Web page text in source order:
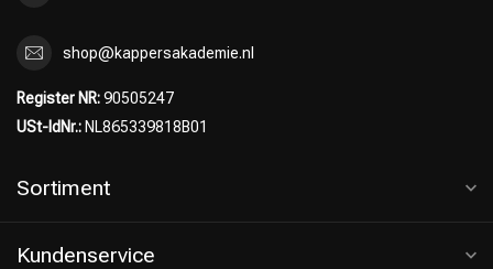
shop@kappersakademie.nl
Register NR:90505247
USt-IdNr.: NL865339818B01
Sortiment
Kundenservice